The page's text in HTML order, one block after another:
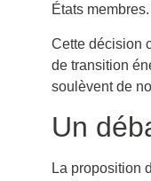
États
Cette décision
de transition
soulèvent de
Un
La proposition